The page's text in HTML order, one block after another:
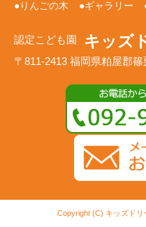
りんごの木
ギャラリー
認定こども園 キッズ
〒811-2413 福岡県粕屋郡
Copyright (C) キッズドリ